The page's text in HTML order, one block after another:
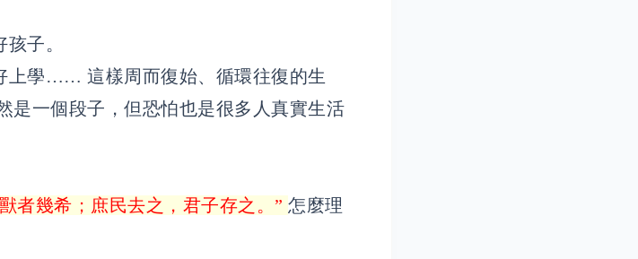
子。
上學…… 這樣周而復始、循環往復的生
是一個段子，但恐怕也是很多人真實生活
者幾希；庶民去之，君子存之。”怎麼理